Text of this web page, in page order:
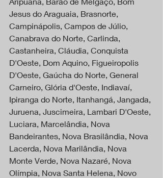
Jesus do Araguaia, Brasnorte,
Campinápolis, Campos de Júlio,
Canabrava do Norte, Carlinda,
Castanheira, Cláudia, Conquista
D'Oeste, Dom Aquino, Figueiropolis
D'Oeste, Gaúcha do Norte, General
Carneiro, Glória d'Oeste, Indiavaí,
Ipiranga do Norte, Itanhangá, Jangada,
Juruena, Juscimeira, Lambari D'Oeste,
Luciara, Marcelândia, Nova
Bandeirantes, Nova Brasilândia, Nova
Lacerda, Nova Marilândia, Nova
Monte Verde, Nova Nazaré, Nova
Olímpia, Nova Santa Helena, Novo